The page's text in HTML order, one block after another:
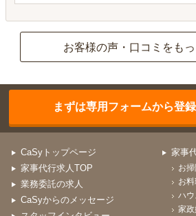
お客様の声・口コミをも
まずは専用フォームから登
CaSyトップページ
家事代行求人TOP
業務委託の求人
CaSyからのメッセージ
家事
お
お
ハ
家